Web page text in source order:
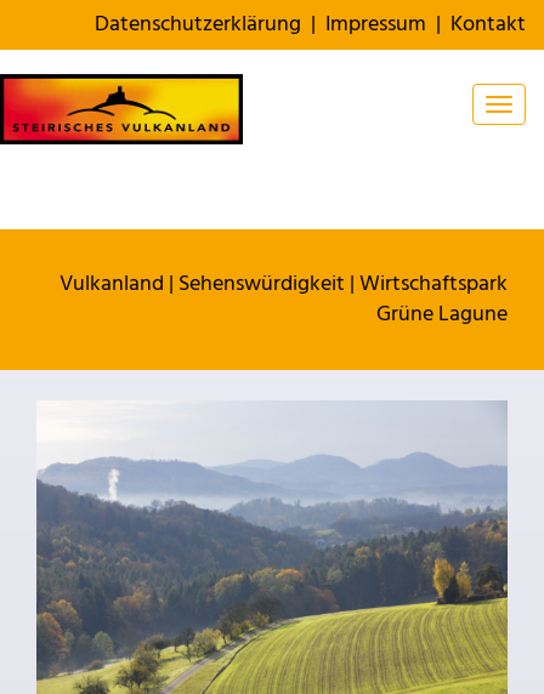
Datenschutzerklärung | Impressum | Kontakt
Vulkanland | Sehenswürdigkeit |Wirtschaftspark
Grüne Lagune